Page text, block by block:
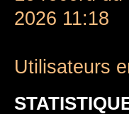
2026 11:18
Utilisateurs